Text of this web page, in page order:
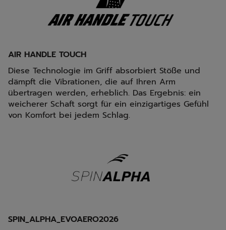
AIR HANDLE TOUCH
Diese Technologie im Griff absorbiert Stöße und
dämpft die Vibrationen, die auf Ihren Arm
übertragen werden, erheblich. Das Ergebnis: ein
weicherer Schaft sorgt für ein einzigartiges Gefühl
von Komfort bei jedem Schlag.
SPIN_ALPHA_EVOAERO2026